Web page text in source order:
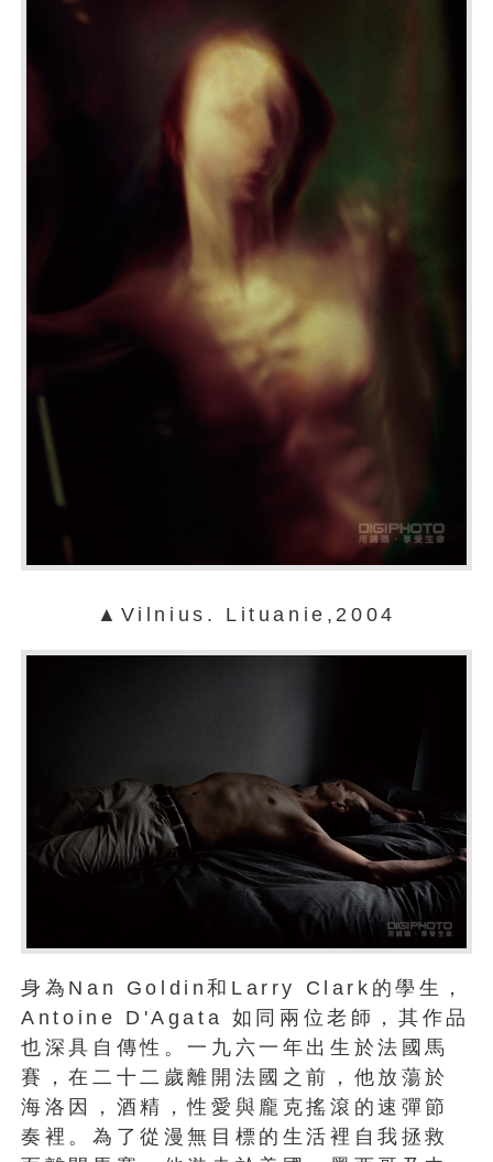
▲Vilnius. Lituanie,2004
身為Nan Goldin和Larry Clark的學生，
Antoine D'Agata 如同兩位老師，其作品
也深具自傳性。一九六一年出生於法國馬
賽，在二十二歲離開法國之前，他放蕩於
海洛因，酒精，性愛與龐克搖滾的速彈節
奏裡。為了從漫無目標的生活裡自我拯救